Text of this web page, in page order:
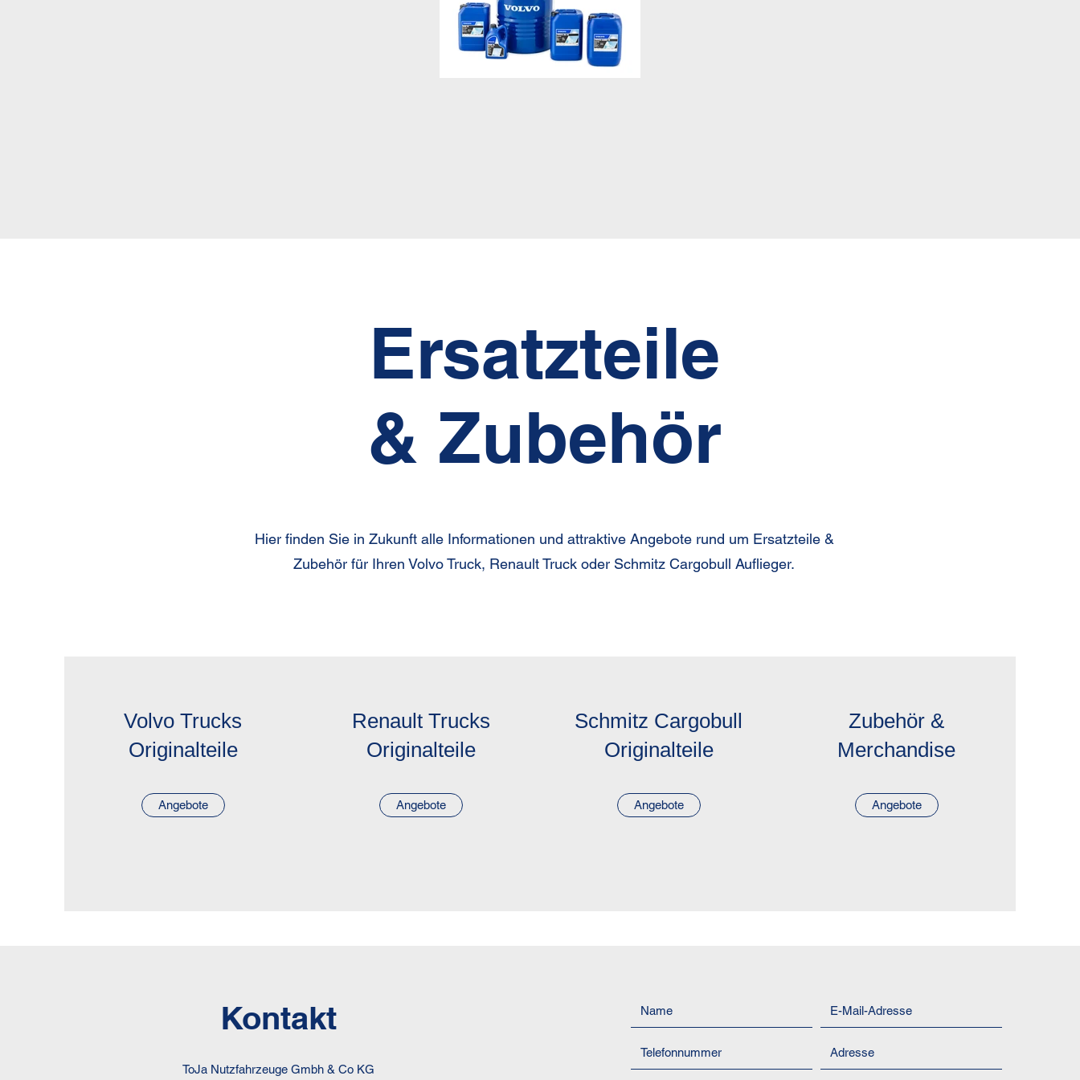
Ersatzteile
& Zubehör
Hier finden Sie in Zukunft alle Informationen und attraktive Angebote rund um Ersatzteile &
Zubehör für Ihren Volvo Truck, Renault Truck oder Schmitz Cargobull Auflieger.
Volvo Trucks
Originalteile
Angebote
Renault Trucks
Originalteile
Angebote
Schmitz Cargobull
Originalteile
Angebote
Zubehör &
Merchandise
Angebote
Kontakt
ToJa Nutzfahrzeuge Gmbh & Co KG